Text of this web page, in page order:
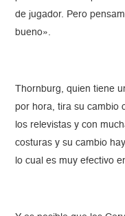
de jugador. Pero
bueno».
Thornburg, quien tiene
por hora, tira su cambio
los relevistas y con
costuras y su cambio
lo cual es muy efectivo